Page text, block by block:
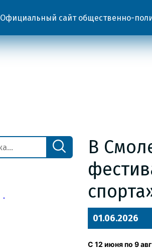
Официальный сайт общественно-
В
01.06.2026
С 12 июня по 9